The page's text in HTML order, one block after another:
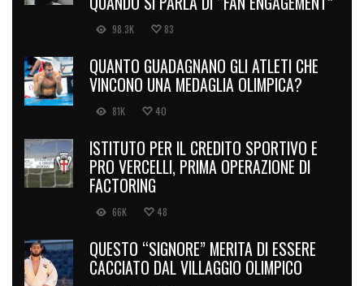
98.3K 83
QUANTO GUADAGNANO GLI ATLETI CHE
VINCONO UNA MEDAGLIA OLIMPICA?
81K 40
ISTITUTO PER IL CREDITO SPORTIVO E
PRO VERCELLI, PRIMA OPERAZIONE DI
FACTORING
66K 48
QUESTO “SIGNORE” MERITA DI ESSERE
CACCIATO DAL VILLAGGIO OLIMPICO